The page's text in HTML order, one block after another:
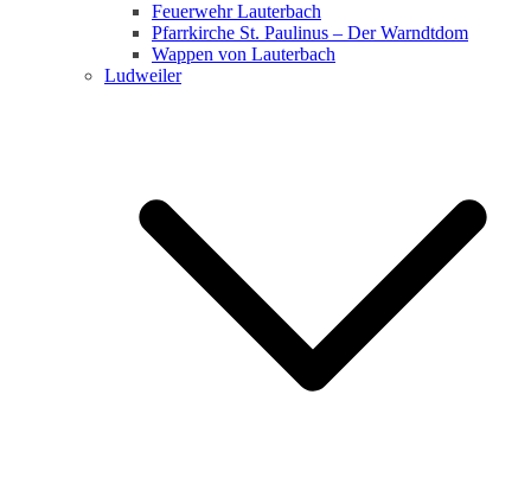
Feuerwehr Lauterbach
Pfarrkirche St. Paulinus – Der Warndtdom
Wappen von Lauterbach
Ludweiler